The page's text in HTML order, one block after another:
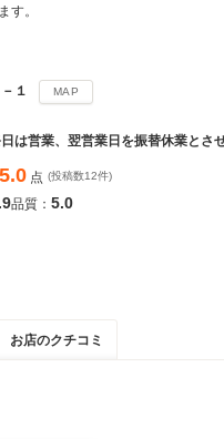
す。
１ MAP
は営業、翌営業日を振替休業とさ
5.0 点 (投稿数12件)
品質： 5.0
お店のクチコミ